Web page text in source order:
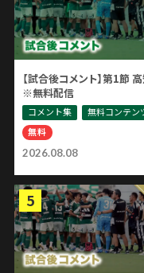
2026.08.08
【試合後コメント】第1節
※無料配信
コメント集
無料コンテン
無料